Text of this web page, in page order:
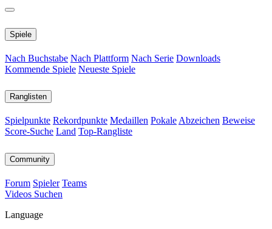
Spiele
Nach Buchstabe Nach Plattform Nach Serie Downloads
Kommende Spiele Neueste Spiele
Ranglisten
Spielpunkte Rekordpunkte Medaillen Pokale Abzeichen Beweise
Score-Suche Land Top-Rangliste
Community
Forum Spieler Teams
Videos Suchen
Language